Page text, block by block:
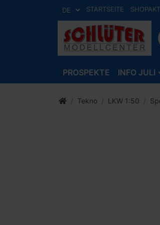
DE STARTSEITE
PROSPEKTE INFO JULI
Tekno LKW 1:50